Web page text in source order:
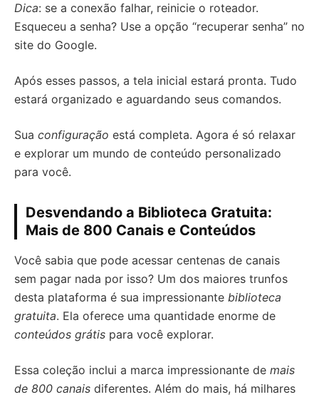
Dica: se a conexão falhar, reinicie o roteador.
Esqueceu a senha? Use a opção “recuperar senha” no
site do Google.
Após esses passos, a tela inicial estará pronta. Tudo
estará organizado e aguardando seus comandos.
Sua configuração está completa. Agora é só relaxar
e explorar um mundo de conteúdo personalizado
para você.
Desvendando a Biblioteca Gratuita:
Mais de 800 Canais e Conteúdos
Você sabia que pode acessar centenas de canais
sem pagar nada por isso? Um dos maiores trunfos
desta plataforma é sua impressionante biblioteca
gratuita. Ela oferece uma quantidade enorme de
conteúdos grátis para você explorar.
Essa coleção inclui a marca impressionante de mais
de 800 canais diferentes. Além do mais, há milhares